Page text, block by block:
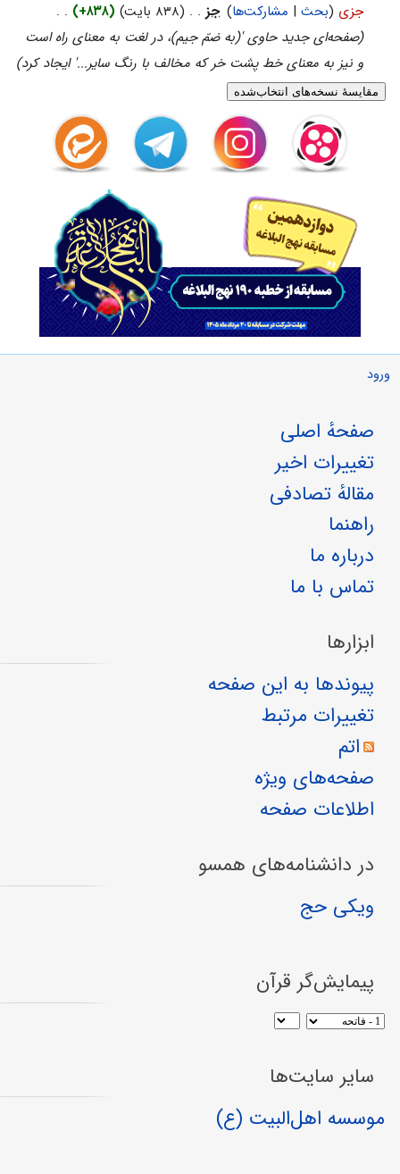
جزی (بحث| مشارکت‌ها)
‏جز . . (۸۳۸ بایت) (+۸۳۸) . .
(صفحه‌ای جدید حاوی '(به ضمّ جیم)، در لغت به معناى راه است
و نیز به معناى خط پشت خر كه مخالف با رنگ سایر...' ایجاد کرد)
ورود
صفحهٔ اصلی
تغییرات اخیر
مقالهٔ تصادفی
راهنما
درباره ما
تماس با ما
ابزارها
پیوندها به این صفحه
تغییرات مرتبط
اتم
صفحه‌های ویژه
اطلاعات صفحه
در دانشنامه‌های همسو
ویکی حج
پیمایش‌گر قرآن
سایر سایت‌ها
موسسه اهل‌البیت (ع)